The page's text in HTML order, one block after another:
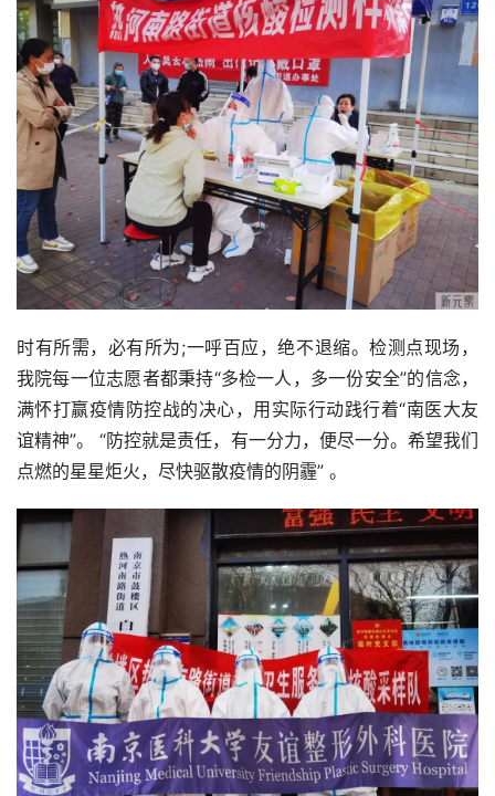
时有所需，必有所为;一呼百应，绝不退缩。检测点现场，
我院每一位志愿者都秉持“多检一人，多一份安全”的信念，
满怀打赢疫情防控战的决心，用实际行动践行着“南医大友
谊精神”。 “防控就是责任，有一分力，便尽一分。希望我们
点燃的星星炬火，尽快驱散疫情的阴霾” 。